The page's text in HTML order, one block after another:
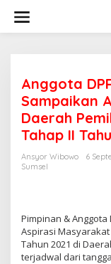
Anggota
Sampaikan
Daerah
Tahap II
Ansyor Wibowo
6
Sumsel
Pimpinan & Anggota
Aspirasi
Tahun 2021 di
terjadwal dari